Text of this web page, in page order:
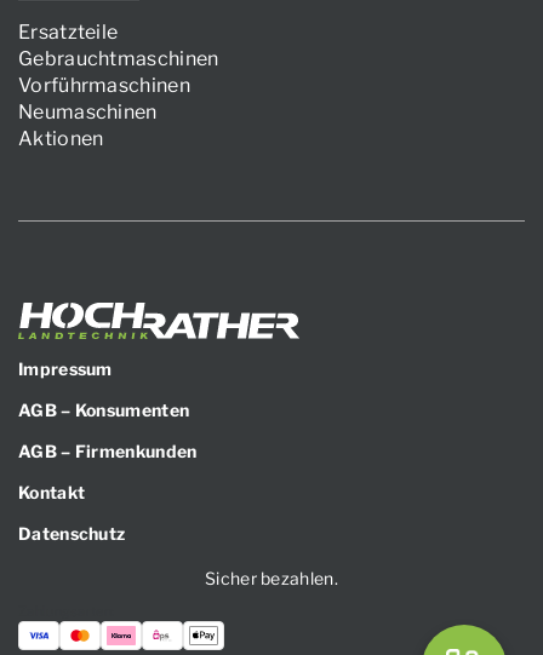
Ersatzteile
Gebrauchtmaschinen
Vorführmaschinen
Neumaschinen
Aktionen
Impressum
AGB – Konsumenten
AGB – Firmenkunden
Kontakt
Datenschutz
Sicher bezahlen.